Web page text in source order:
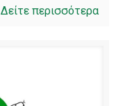
Δείτε περισσότερα